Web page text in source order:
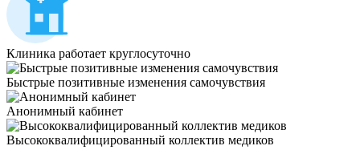
Клиника работает круглосуточно
Быстрые позитивные изменения самочувствия
Анонимный кабинет
Высококвалифицированный коллектив медиков